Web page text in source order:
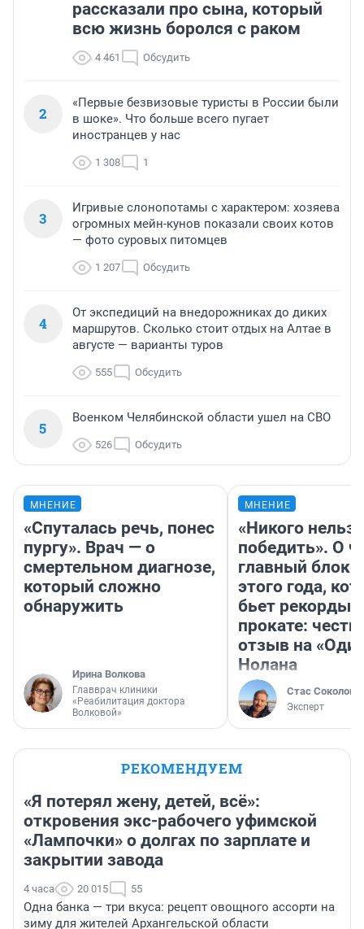
рассказали про сына, который
всю жизнь боролся с раком
4 461 Обсудить
2
«Первые безвизовые туристы в России были
в шоке». Что больше всего пугает
иностранцев у нас
1 308 1
3
Игривые слонопотамы с характером: хозяева
огромных мейн-кунов показали своих котов
— фото суровых питомцев
1 207 Обсудить
4
От экспедиций на внедорожниках до диких
маршрутов. Сколько стоит отдых на Алтае в
августе — варианты туров
555 Обсудить
5
Военком Челябинской области ушел на СВО
526 Обсудить
МНЕНИЕ
«Спуталась речь, понес
пургу». Врач — о
смертельном диагнозе,
который сложно
обнаружить
Ирина Волкова
Главврач клиники
«Реабилитация доктора
Волковой»
МНЕНИЕ
«Никого нельзя
победить». О
главный
этого года,
бьет рекорды в
прокате:
отзыв на
Нолана
Стас Соколов
Эксперт
РЕКОМЕНДУЕМ
«Я потерял жену, детей, всё»:
откровения экс-рабочего уфимской
«Лампочки» о долгах по зарплате и
закрытии завода
4 часа 20 015 55
Одна банка — три вкуса: рецепт овощного ассорти на
зиму для жителей Архангельской области